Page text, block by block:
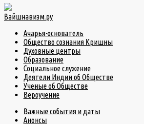
Вайшнавизм.ру
Ачарья-основатель
Общество сознания Кришны
Духовные центры
Образование
Социальное служение
Деятели Индии об Обществе
Ученые об Обществе
Вероучение
Важные события и даты
Анонсы